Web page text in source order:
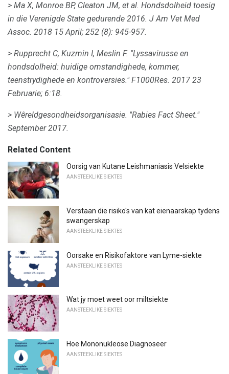
> Ma X, Monroe BP, Cleaton JM, et al. Hondsdolheid toesig
in die Verenigde State gedurende 2016. J Am Vet Med
Assoc. 2018 15 April; 252 (8): 945-957.
> Rupprecht C, Kuzmin I, Meslin F. "Lyssavirusse en
hondsdolheid: huidige omstandighede, kommer,
teenstrydighede en kontroversies." F1000Res. 2017 23
Februarie; 6:18.
> Wêreldgesondheidsorganisasie. "Rabies Fact Sheet."
September 2017.
Related Content
Oorsig van Kutane Leishmaniasis Velsiekte
AANSTEEKLIKE SIEKTES
Verstaan ​​die risiko's van kat eienaarskap tydens
swangerskap
AANSTEEKLIKE SIEKTES
Oorsake en Risikofaktore van Lyme-siekte
AANSTEEKLIKE SIEKTES
Wat jy moet weet oor miltsiekte
AANSTEEKLIKE SIEKTES
Hoe Mononukleose Diagnoseer
AANSTEEKLIKE SIEKTES